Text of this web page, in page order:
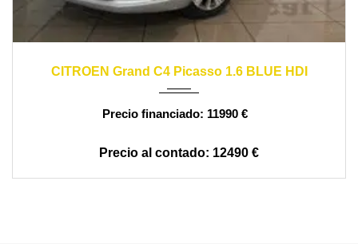
CITROEN Grand C4 Picasso 1.6 BLUE HDI
11990 €
12490 €